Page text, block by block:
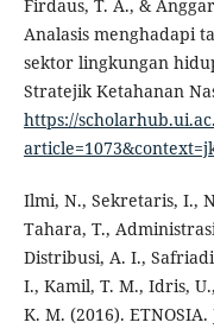
Firdaus, T. A., &
Analasis menghadapi
sektor lingkungan
Stratejik Ketahanan
https://
Ilmi, N., Sekretaris, I.,
Tahara, T.,
Distribusi, A. I.,
I., Kamil, T. M., Idris,
K. M. (2016).